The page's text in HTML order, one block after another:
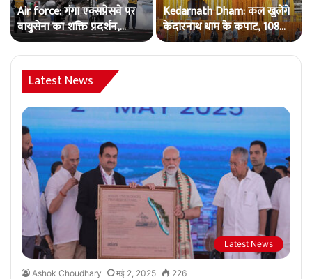
Air force: गंगा एक्सप्रेसवे पर
वायुसेना का शक्ति प्रदर्शन,
राफेल, मिराज और जगुआर करेंगे
धमाकेदार लैंडिंग…
Kedarnath Dham: कल खुलेंगे
केदारनाथ धाम के कपाट, 108
क्विंटल फूलों से हुआ भव्य श्रृंगार
Latest News
Latest News
Ashok Choudhary मई 2, 2025 226